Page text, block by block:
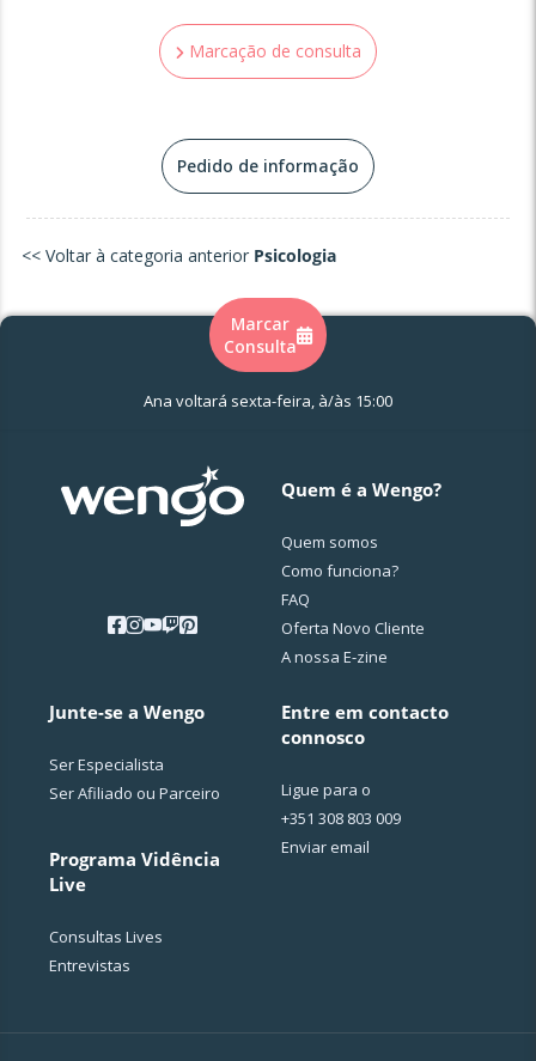
Marcação de consulta
Pedido de informação
<< Voltar à categoria anterior Psicologia
Marcar
Consulta
Ana voltará sexta-feira, à/às 15:00
Quem é a Wengo?
Quem somos
Como funciona?
FAQ
Oferta Novo Cliente
A nossa E-zine
Junte-se a Wengo
Ser Especialista
Ser Afiliado ou Parceiro
Programa Vidência
Live
Consultas Lives
Entrevistas
Entre em contacto
connosco
Ligue para o
+351 308 803 009
Enviar email